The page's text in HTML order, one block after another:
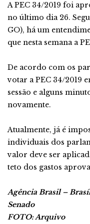
A PEC 34/2019 foi
no último dia 26.
GO), há um
que nesta semana a
De acordo com os
votar a PEC 34/2019
sessão e alguns
novamente.
Atualmente, já é
individuais dos
valor deve ser
teto dos gastos
Agência Brasil –
Senado
FOTO: Arquivo